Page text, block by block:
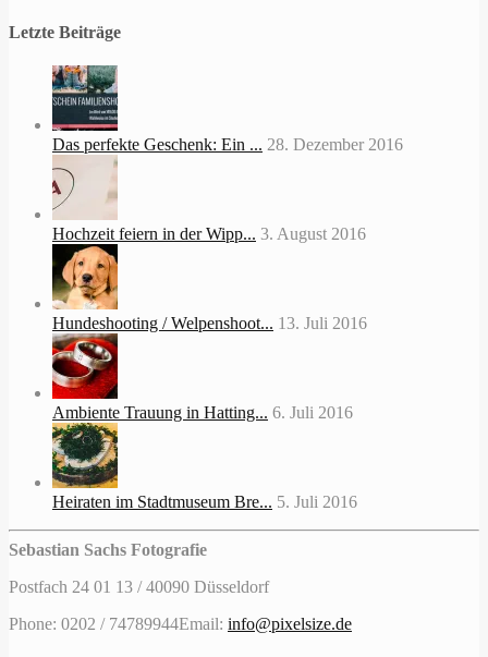
Letzte Beiträge
Das perfekte Geschenk: Ein ... 28. Dezember 2016
Hochzeit feiern in der Wipp... 3. August 2016
Hundeshooting / Welpenshoot... 13. Juli 2016
Ambiente Trauung in Hatting... 6. Juli 2016
Heiraten im Stadtmuseum Bre... 5. Juli 2016
Sebastian Sachs Fotografie
Postfach 24 01 13 / 40090 Düsseldorf
Phone: 0202 / 74789944Email: info@pixelsize.de